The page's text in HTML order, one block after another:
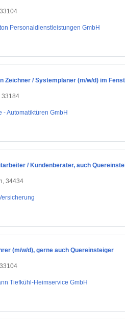
Personaldienstleistungen GmbH
Zeichner / Systemplaner (m/w/d) im
33184
- Automatiktüren GmbH
/ Kundenberater, auch
34434
(m/w/d), gerne auch Quereinsteiger
Tiefkühl-Heimservice GmbH